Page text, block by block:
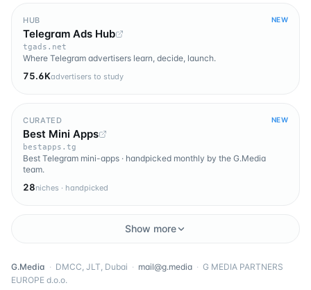
HUB NEW
Telegram Ads Hub
tgads.net
Where Telegram advertisers learn, decide, launch.
75.6Kadvertisers to study
CURATED NEW
Best Mini Apps
bestapps.tg
Best Telegram mini-apps · handpicked monthly by the G.Media
team.
28niches · handpicked
Show more
G.Media · DMCC, JLT, Dubai · mail@g.media · G MEDIA PARTNERS
EUROPE d.o.o.